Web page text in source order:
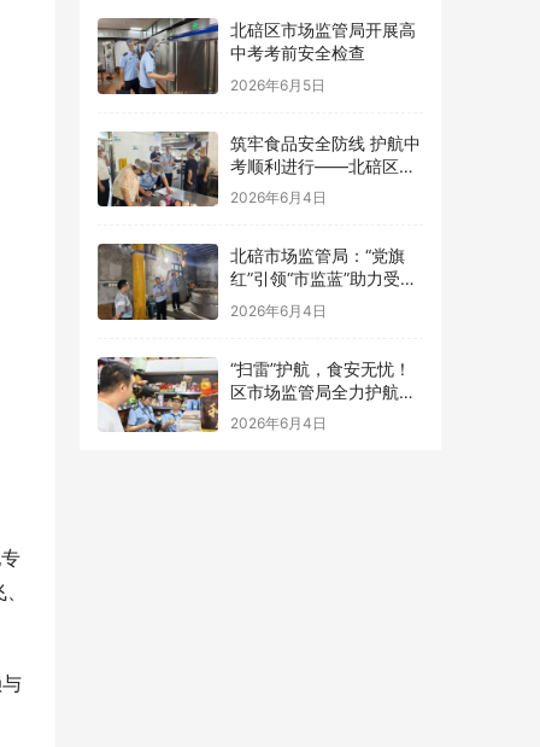
北碚区市场监管局开展高
中考考前安全检查
2026年6月5日
筑牢食品安全防线 护航中
考顺利进行——北碚区茨
竹镇开展华蓥中学中考考
点食品安全考前检查
2026年6月4日
北碚市场监管局：“党旗
红”引领“市监蓝”助力受灾
食品生产经营主体复工复
2026年6月4日
“扫雷”护航，食安无忧！
区市场监管局全力护航中
高考
2026年6月4日